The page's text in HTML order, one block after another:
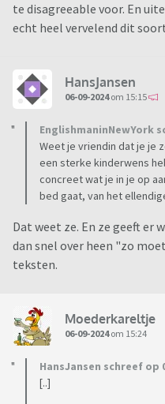
te disagreeable voor. En
echt heel vervelend dit
HansJansen
06-09-2024om 15:15
EnglishmaninNewYork
Weet je vriendin dat je je
een sterke kinderwens
concreet wat je in je op
bed gaat, van het
Dat weet ze. En ze geeft er
dan snel over heen "zo
teksten.
Moederkareltje
06-09-2024om 15:24
HansJansen schreef op
[..]